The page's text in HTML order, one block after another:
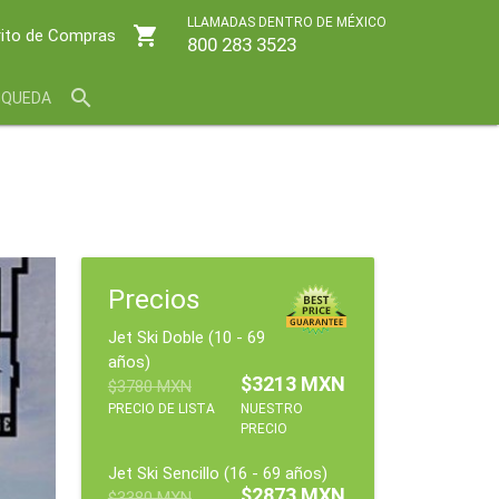
shopping_cart
de Compras
LLAMADAS DENTRO DE MÉXICO
800 283 3523
search
Precios
Jet Ski Doble (10 - 69
años)
$3780 MXN
PRECIO DE LISTA
$3213 MXN
NUESTRO
PRECIO
Jet Ski Sencillo (16 - 69 años)